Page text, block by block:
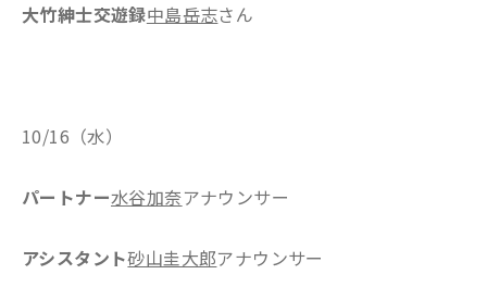
大竹紳士交遊録中島岳志さん
10/16（水）
パートナー水谷加奈アナウンサー
アシスタント砂山圭大郎アナウンサー